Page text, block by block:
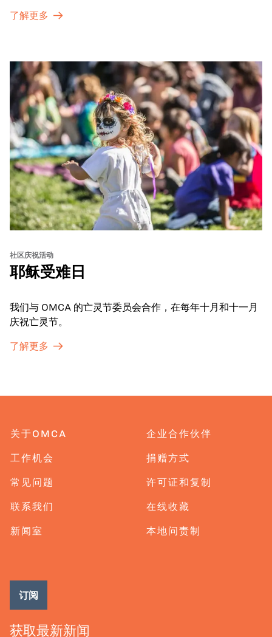
sets from boundary-pushing artists, delicious offerings
move, make, and connect in celebration of Black culture.
了解更多
社区庆祝活动
耶稣受难日
我们与 OMCA 的亡灵节委员会合作，在每年十月和十一月
庆祝亡灵节。
了解更多
关于OMCA
工作机会
常见问题
联系我们
新闻室
企业合作伙伴
捐赠方式
许可证和复制
在线收藏
本地问责制
获取最新新闻
订阅